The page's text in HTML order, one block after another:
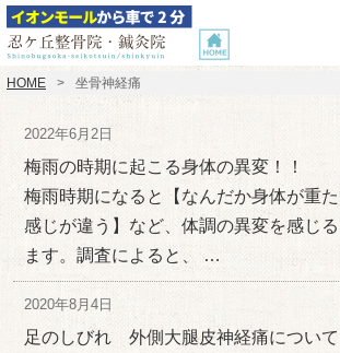
HOME 坐骨神経痛
2022年6月2日
梅雨の時期に起こる身体の異変！！
梅雨時期になると【なんだか身体が重
感じが違う】など、体調の異変を感じ
ます。調査によると、 …
2020年8月4日
足のしびれ 外側大腿皮神経痛について